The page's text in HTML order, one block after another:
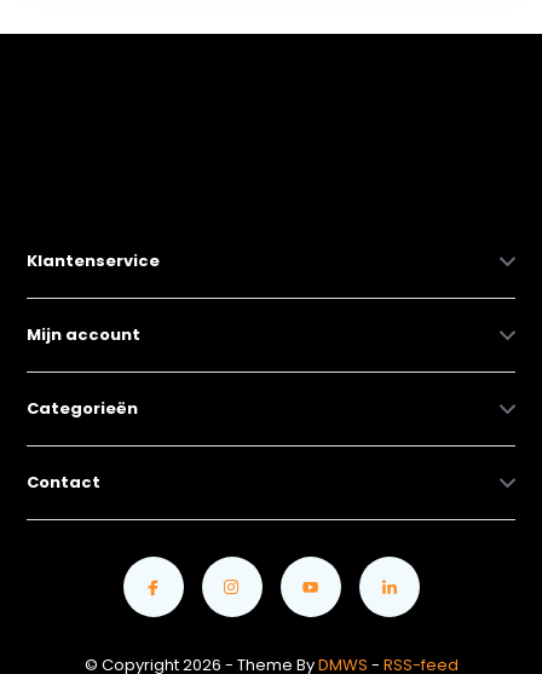
Klantenservice
Mijn account
Categorieën
Contact
© Copyright 2026 - Theme ByDMWS - RSS-feed